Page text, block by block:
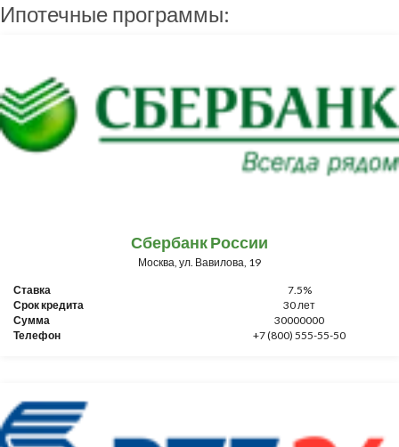
Ипотечные программы:
Сбербанк России
Москва, ул. Вавилова, 19
Ставка
7.5%
Срок кредита
30 лет
Сумма
30000000
Телефон
+7 (800) 555-55-50